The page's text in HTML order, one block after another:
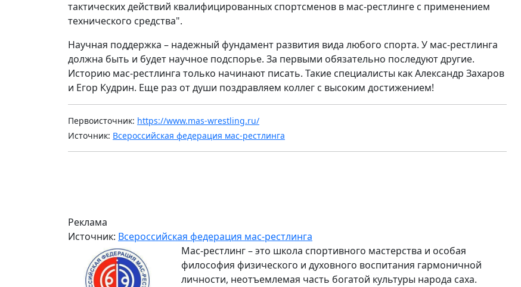
тактических действий квалифицированных спортсменов в мас-рестлинге с применением
технического средства".
Научная поддержка – надежный фундамент развития вида любого спорта. У мас-рестлинга
должна быть и будет научное подспорье. За первыми обязательно последуют другие.
Историю мас-рестлинга только начинают писать. Такие специалисты как Александр Захаров
и Егор Кудрин. Еще раз от души поздравляем коллег с высоким достижением!
Первоисточник: https://www.mas-wrestling.ru/
Источник: Всероссийская федерация мас-рестлинга
Реклама
Источник: Всероссийская федерация мас-рестлинга
Мас-рестлинг – это школа спортивного мастерства и особая
философия физического и духовного воспитания гармоничной
личности, неотъемлемая часть богатой культуры народа саха.